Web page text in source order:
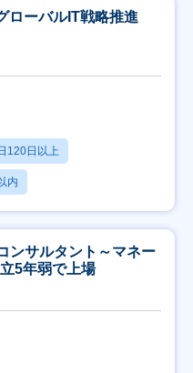
ローバルIT戦略推進
120日以上
内
ンサルタント～マネー
5年弱で上場